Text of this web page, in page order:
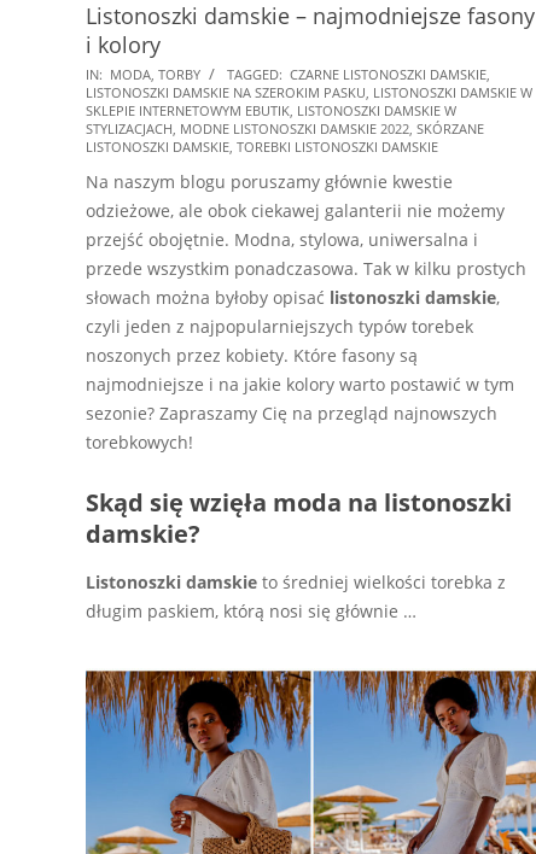
Listonoszki damskie – najmodniejsze fasony
i kolory
2022-
06-
16
IN: MODA, TORBY TAGGED: CZARNE LISTONOSZKI DAMSKIE,
LISTONOSZKI DAMSKIE NA SZEROKIM PASKU, LISTONOSZKI DAMSKIE W
SKLEPIE INTERNETOWYM EBUTIK, LISTONOSZKI DAMSKIE W
STYLIZACJACH, MODNE LISTONOSZKI DAMSKIE 2022, SKÓRZANE
LISTONOSZKI DAMSKIE, TOREBKI LISTONOSZKI DAMSKIE
Na naszym blogu poruszamy głównie kwestie
odzieżowe, ale obok ciekawej galanterii nie możemy
przejść obojętnie. Modna, stylowa, uniwersalna i
przede wszystkim ponadczasowa. Tak w kilku prostych
słowach można byłoby opisać listonoszki damskie,
czyli jeden z najpopularniejszych typów torebek
noszonych przez kobiety. Które fasony są
najmodniejsze i na jakie kolory warto postawić w tym
sezonie? Zapraszamy Cię na przegląd najnowszych
torebkowych!
Skąd się wzięła moda na listonoszki
damskie?
Listonoszki damskie to średniej wielkości torebka z
długim paskiem, którą nosi się głównie …